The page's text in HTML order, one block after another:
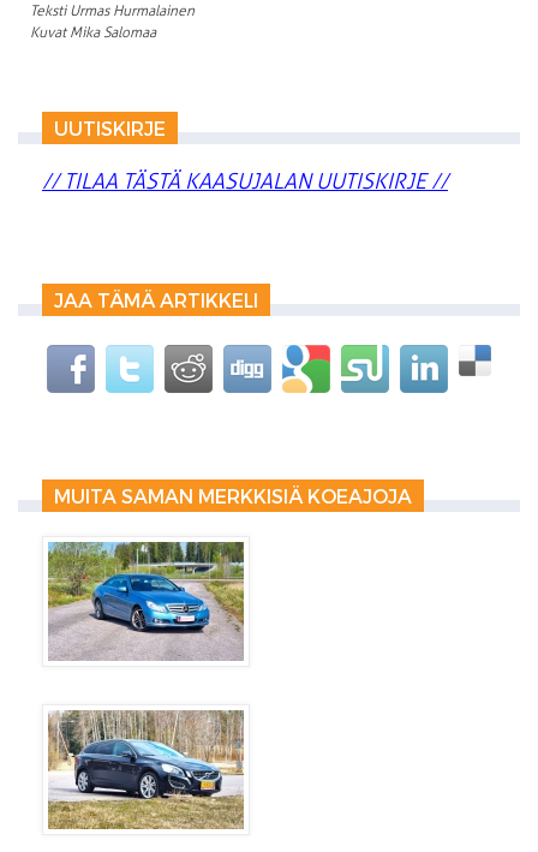
Teksti Urmas Hurmalainen
Kuvat Mika Salomaa
UUTISKIRJE
// TILAA TÄSTÄ KAASUJALAN UUTISKIRJE //
JAA TÄMÄ ARTIKKELI
MUITA SAMAN MERKKISIÄ KOEAJOJA